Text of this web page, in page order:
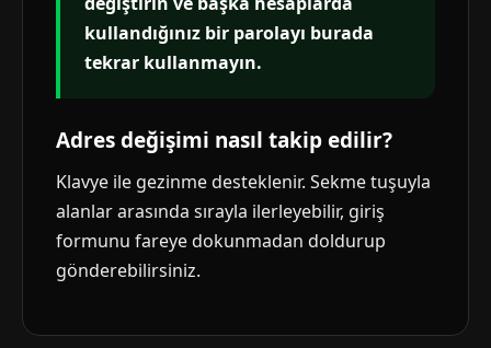
kullandığınız bir parolayı burada
tekrar kullanmayın.
Adres değişimi nasıl takip edilir?
Klavye ile gezinme desteklenir. Sekme tuşuyla
alanlar arasında sırayla ilerleyebilir, giriş
formunu fareye dokunmadan doldurup
gönderebilirsiniz.